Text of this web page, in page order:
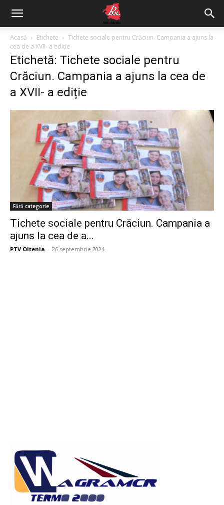
Acasă Etichete
Tichete sociale pentru Crăciun. Campania a ajuns la
cea de a XVII- a ediție
Etichetă: Tichete sociale pentru
Crăciun. Campania a ajuns la cea de
a XVII- a ediție
Fără categorie
Tichete sociale pentru Crăciun. Campania a
ajuns la cea de a...
PTV Oltenia - 26 septembrie 2024